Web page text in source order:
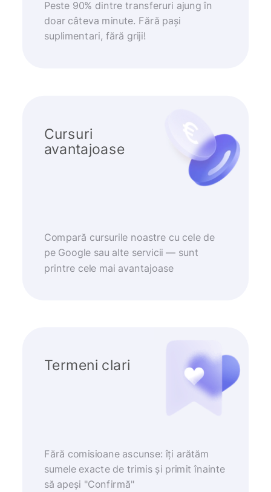
Peste 90% dintre transferuri ajung în
doar câteva minute. Fără pași
suplimentari, fără griji!
Cursuri
avantajoase
Compară cursurile noastre cu cele de
pe Google sau alte servicii — sunt
printre cele mai avantajoase
Termeni clari
Fără comisioane ascunse: îți arătăm
sumele exacte de trimis și primit înainte
să apeși "Confirmă"